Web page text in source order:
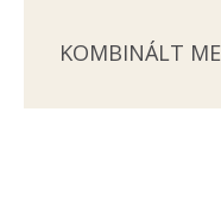
KOMBINÁLT